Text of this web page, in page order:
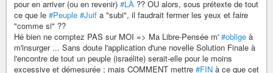
pour en arriver (ou en revenir) #LÀ ?? OU alors, sous prétexte de tout
ce que le #Peuple #Juif a "subi", il faudrait fermer les yeux et faire
"comme si" ??
Hé bien ne comptez PAS sur MOI => Ma Libre-Pensée m' #oblige à
m'insurger ... Sans doute l'application d'une novelle Solution Finale à
l'encontre de tout un peuple (israélite) serait-elle pour le moins
excessive et démesurée ; mais COMMENT mettre #FIN à ce que cet